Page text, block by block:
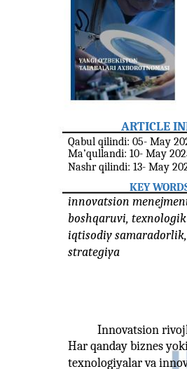
ARTICLE
Qabul qilindi: 05- May
Ma’qullandi: 10- May
Nashr qilindi: 13- May
KEY
innovatsion
boshqaruvi,
iqtisodiy
strategiya
Innovatsion
Har qanday biznes
texnologiyalar va